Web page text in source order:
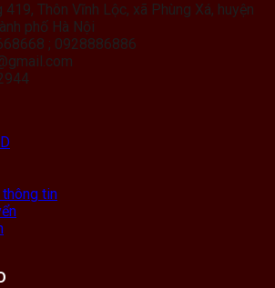
Thôn Vĩnh Lộc, xã Phùng Xá, huyện
phố Hà Nội
; 0928886886
tin